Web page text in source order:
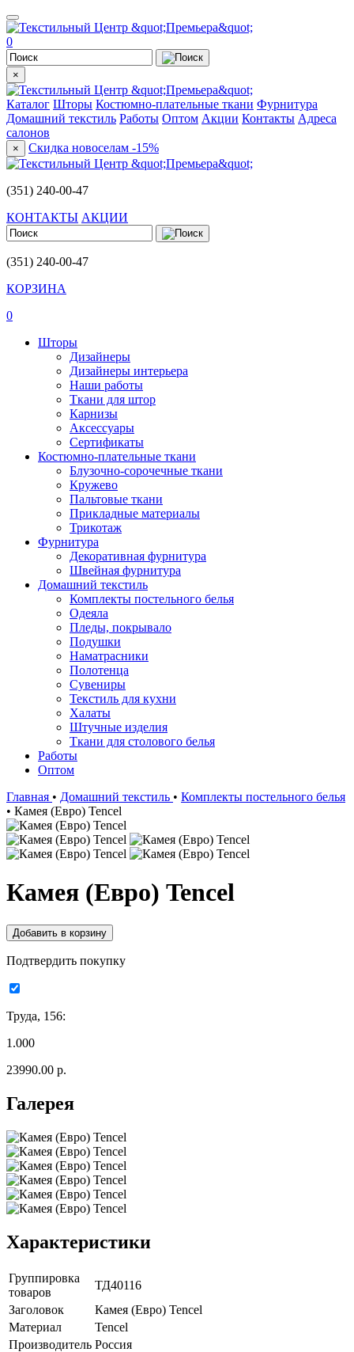
0
×
Каталог Шторы Костюмно-плательные ткани Фурнитура
Домашний текстиль Работы Оптом Акции Контакты Адреса
салонов
× Скидка новоселам -15%
(351) 240-00-47
КОНТАКТЫ АКЦИИ
(351) 240-00-47
КОРЗИНА
0
Шторы
Дизайнеры
Дизайнеры интерьера
Наши работы
Ткани для штор
Карнизы
Аксессуары
Сертификаты
Костюмно-плательные ткани
Блузочно-сорочечные ткани
Кружево
Пальтовые ткани
Прикладные материалы
Трикотаж
Фурнитура
Декоративная фурнитура
Швейная фурнитура
Домашний текстиль
Комплекты постельного белья
Одеяла
Пледы, покрывало
Подушки
Наматрасники
Полотенца
Сувениры
Текстиль для кухни
Халаты
Штучные изделия
Ткани для столового белья
Работы
Оптом
Главная • Домашний текстиль • Комплекты постельного белья
• Камея (Евро) Tencel
Камея (Евро) Tencel
Подтвердить покупку
Труда, 156:
1.000
23990.00 р.
Галерея
Характеристики
Группировка
товаров
ТД40116
Заголовок
Камея (Евро) Tencel
Материал
Tencel
Производитель Россия